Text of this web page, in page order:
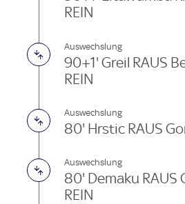
REIN
Auswechslung
90+1' Greil RAUS
REIN
Auswechslung
80' Hrstic RAUS
Auswechslung
80' Demaku RAUS
REIN